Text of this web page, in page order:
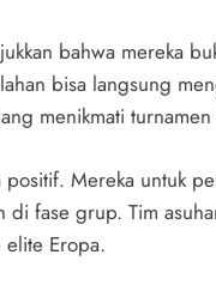
bahwa mereka
bisa langsung
menikmati
Mereka untuk
di fase grup. Tim
Eropa.